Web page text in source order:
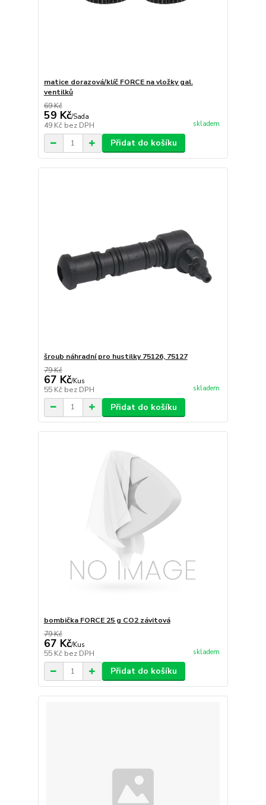
matice dorazová/klíč FORCE na vložky gal.
ventilků
69 Kč
59 Kč/Sada
49 Kč bez DPH skladem
Přidat do košíku
šroub náhradní pro hustilky 75126, 75127
79 Kč
67 Kč/Kus
55 Kč bez DPH skladem
Přidat do košíku
bombička FORCE 25 g CO2 závitová
79 Kč
67 Kč/Kus
55 Kč bez DPH skladem
Přidat do košíku